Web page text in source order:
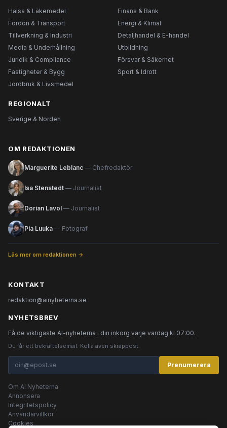
Hälsa & Läkemedel
Finans & Bank
Fordon & Transport
Energi & Klimat
Tillverkning & Industri
Detaljhandel & E-handel
Media & Underhållning
Utbildning
Juridik & Compliance
Försvar & Säkerhet
Fastigheter & Bygg
Sport & Idrott
Jordbruk & Livsmedel
REGIONALT
Sverige & Norden
OM REDAKTIONEN
Marguerite Leblanc — Chefredaktör
Isa Stenstedt — Journalist
Dorian Lavol — Journalist
Pia Luuka — Fotograf
Läs mer om redaktionen →
KONTAKT
redaktion@ainyheterna.se
NYHETSBREV
Få de viktigaste AI-nyheterna i din inkorg varje vardag kl 07:00.
Du får ett bekräftelsemail. Kolla även skräppost.
Prenumerera
Om AI Nyheterna
Annonsera
Integritetspolicy
Användarvillkor
Cookies